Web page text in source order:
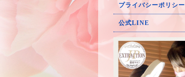
プライバシーポリシー
公式LINE